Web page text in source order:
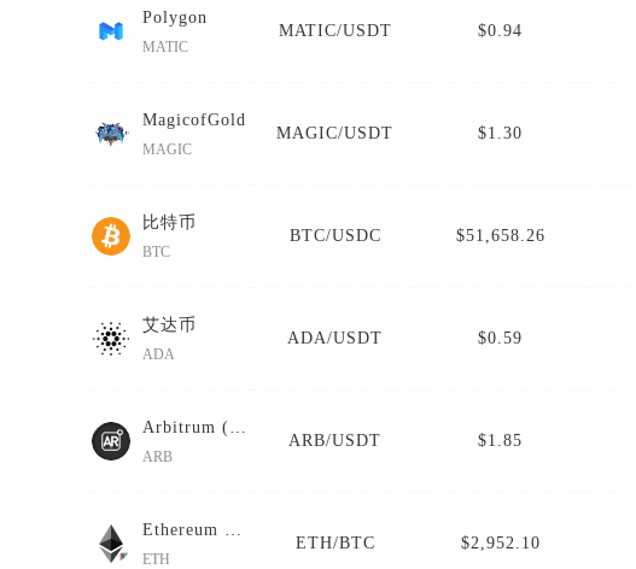
Polygon
MATIC
MATIC/USDT $0.94
MagicofGold
MAGIC
MAGIC/USDT $1.30
比特币
BTC
BTC/USDC $51,658.26
艾达币
ADA
ADA/USDT $0.59
Arbitrum (IOU)
ARB
ARB/USDT $1.85
Ethereum (Wormhole)
ETH
ETH/BTC $2,952.10